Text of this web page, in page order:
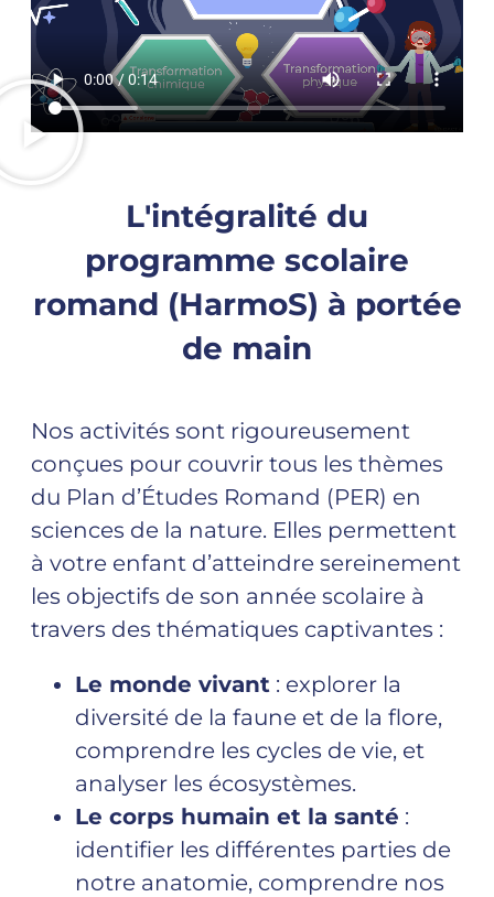
L'intégralité du
programme scolaire
romand (HarmoS) à portée
de main
Nos activités sont rigoureusement
conçues pour couvrir tous les thèmes
du Plan d’Études Romand (PER) en
sciences de la nature. Elles permettent
à votre enfant d’atteindre sereinement
les objectifs de son année scolaire à
travers des thématiques captivantes :
Le monde vivant : explorer la
diversité de la faune et de la flore,
comprendre les cycles de vie, et
analyser les écosystèmes.
Le corps humain et la santé :
identifier les différentes parties de
notre anatomie, comprendre nos